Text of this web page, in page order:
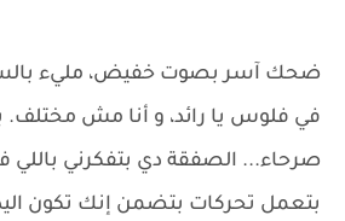
ضحك آسر بصوت خفيض، مليء
في فلوس يا رائد، و أنا مش مختلف.
صرحاء... الصفقة دي بتفكرني باللي
بتعمل تحركات بتضمن إنك تكون اليد